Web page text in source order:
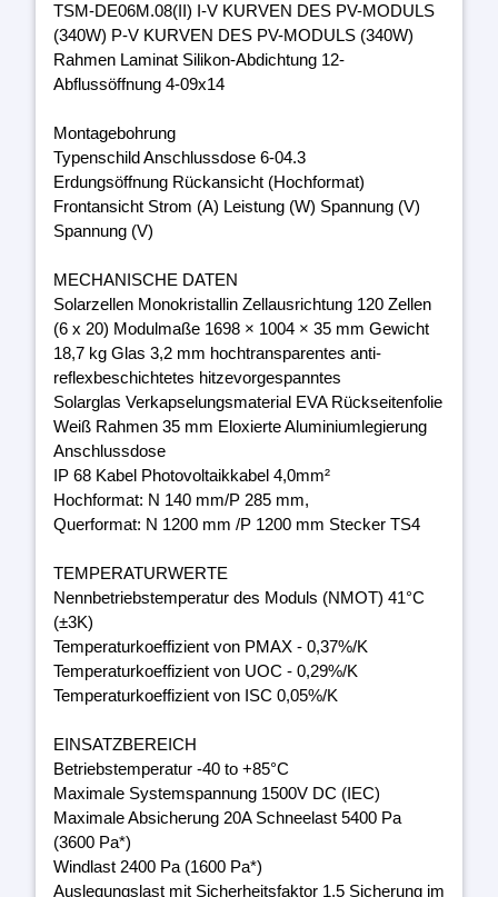
TSM-DE06M.08(II) I-V KURVEN DES PV-MODULS
(340W) P-V KURVEN DES PV-MODULS (340W)
Rahmen Laminat Silikon-Abdichtung 12-
Abflussöffnung 4-09x14
Montagebohrung
Typenschild Anschlussdose 6-04.3
Erdungsöffnung Rückansicht (Hochformat)
Frontansicht Strom (A) Leistung (W) Spannung (V)
Spannung (V)
MECHANISCHE DATEN
Solarzellen Monokristallin Zellausrichtung 120 Zellen
(6 x 20) Modulmaße 1698 × 1004 × 35 mm Gewicht
18,7 kg Glas 3,2 mm hochtransparentes anti-
reflexbeschichtetes hitzevorgespanntes
Solarglas Verkapselungsmaterial EVA Rückseitenfolie
Weiß Rahmen 35 mm Eloxierte Aluminiumlegierung
Anschlussdose
IP 68 Kabel Photovoltaikkabel 4,0mm²
Hochformat: N 140 mm/P 285 mm,
Querformat: N 1200 mm /P 1200 mm Stecker TS4
TEMPERATURWERTE
Nennbetriebstemperatur des Moduls (NMOT) 41°C
(±3K)
Temperaturkoeffizient von PMAX - 0,37%/K
Temperaturkoeffizient von UOC - 0,29%/K
Temperaturkoeffizient von ISC 0,05%/K
EINSATZBEREICH
Betriebstemperatur -40 to +85°C
Maximale Systemspannung 1500V DC (IEC)
Maximale Absicherung 20A Schneelast 5400 Pa
(3600 Pa*)
Windlast 2400 Pa (1600 Pa*)
Auslegungslast mit Sicherheitsfaktor 1.5 Sicherung im